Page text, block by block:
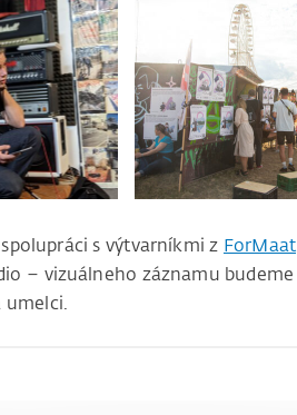
s výtvarníkmi z ForMaat
– vizuálneho záznamu budeme
umelci.